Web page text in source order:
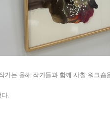
가는 올해 작가들과 함께 사찰 워크
.